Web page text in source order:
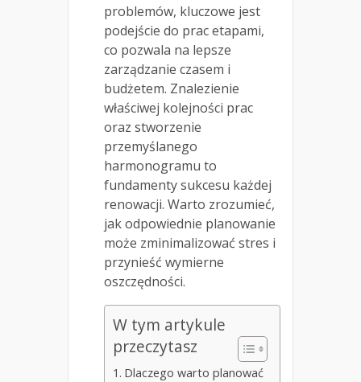
problemów, kluczowe jest
podejście do prac etapami,
co pozwala na lepsze
zarządzanie czasem i
budżetem. Znalezienie
właściwej kolejności prac
oraz stworzenie
przemyślanego
harmonogramu to
fundamenty sukcesu każdej
renowacji. Warto zrozumieć,
jak odpowiednie planowanie
może zminimalizować stres i
przynieść wymierne
oszczędności.
W tym artykule
przeczytasz
Dlaczego warto planować